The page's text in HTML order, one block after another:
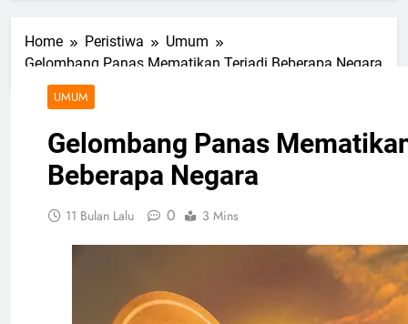
Home Peristiwa
Umum
Gelombang Panas Mematikan Terjadi Beberapa Negara
UMUM
Gelombang Panas
Beberapa Negara
11 Bulan Lalu 0 3 Mins